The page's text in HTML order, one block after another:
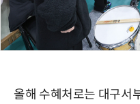
올해 수혜처로는 대구서